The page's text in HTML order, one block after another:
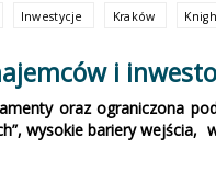
Inwestycje Kraków
i
oraz ograniczona
wysokie bariery